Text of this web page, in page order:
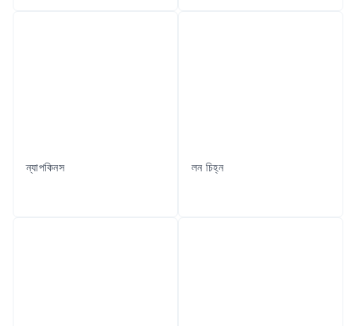
ন্যাপকিনস লন চিহ্ন